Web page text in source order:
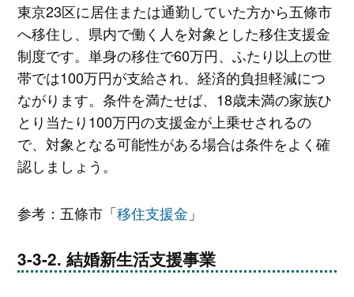
東京23区に居住または通勤していた方から五條市
へ移住し、県内で働く人を対象とした移住支援金
制度です。単身の移住で60万円、ふたり以上の世
帯では100万円が支給され、経済的負担軽減につ
ながります。条件を満たせば、18歳未満の家族ひ
とり当たり100万円の支援金が上乗せされるの
で、対象となる可能性がある場合は条件をよく確
認しましょう。
参考：五條市「移住支援金 」
結婚新生活支援事業